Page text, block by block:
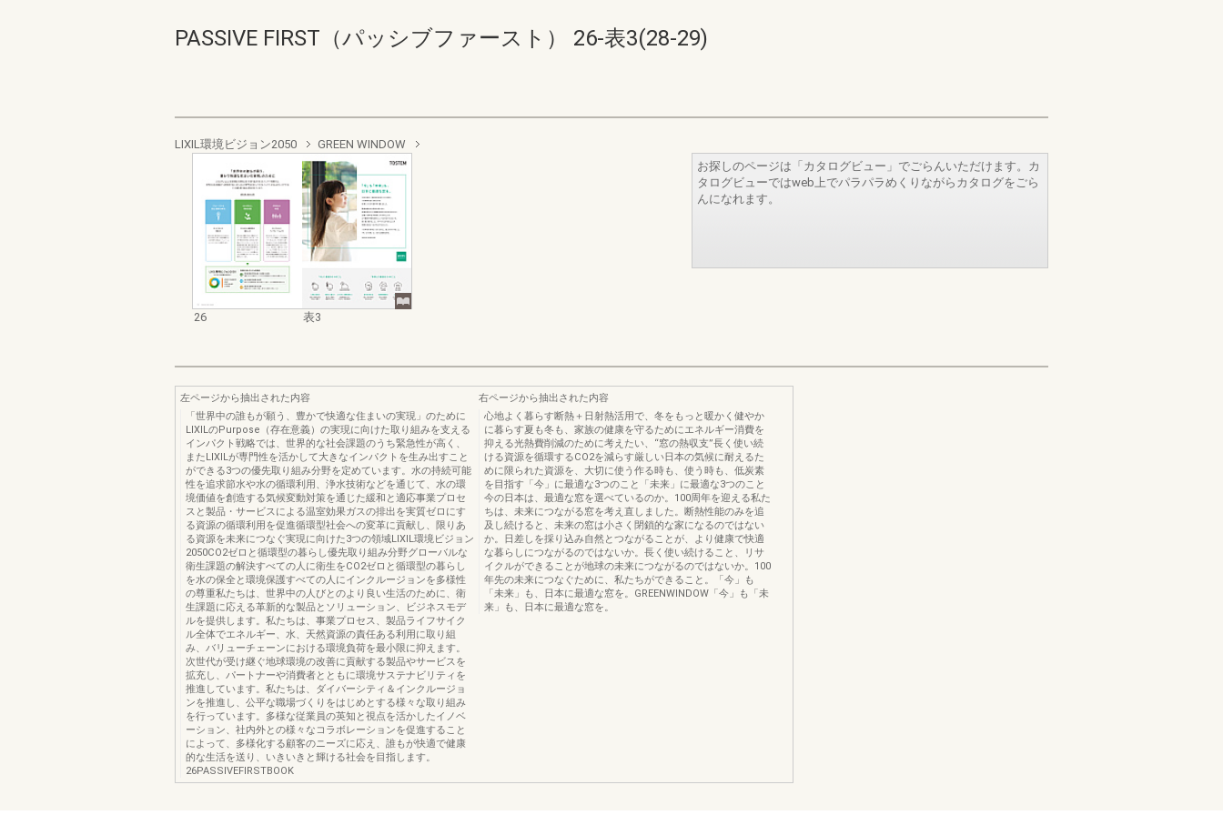
PASSIVE FIRST（パッシブファースト） 26-表3(28-29)
LIXIL環境ビジョン2050 GREEN WINDOW
26 表3
お探しのページは「カタログビュー」でごらんいただけます。カ
タログビューではweb上でパラパラめくりながらカタログをごら
んになれます。
左ページから抽出された内容
「世界中の誰もが願う、豊かで快適な住まいの実現」のために
LIXILのPurpose（存在意義）の実現に向けた取り組みを支える
インパクト戦略では、世界的な社会課題のうち緊急性が高く、
またLIXILが専門性を活かして大きなインパクトを生み出すこと
ができる3つの優先取り組み分野を定めています。水の持続可能
性を追求節水や水の循環利用、浄水技術などを通じて、水の環
境価値を創造する気候変動対策を通じた緩和と適応事業プロセ
スと製品・サービスによる温室効果ガスの排出を実質ゼロにす
る資源の循環利用を促進循環型社会への変革に貢献し、限りあ
る資源を未来につなぐ実現に向けた3つの領域LIXIL環境ビジョン
2050CO2ゼロと循環型の暮らし優先取り組み分野グローバルな
衛生課題の解決すべての人に衛生をCO2ゼロと循環型の暮らし
を水の保全と環境保護すべての人にインクルージョンを多様性
の尊重私たちは、世界中の人びとのより良い生活のために、衛
生課題に応える革新的な製品とソリューション、ビジネスモデ
ルを提供します。私たちは、事業プロセス、製品ライフサイク
ル全体でエネルギー、水、天然資源の責任ある利用に取り組
み、バリューチェーンにおける環境負荷を最小限に抑えます。
次世代が受け継ぐ地球環境の改善に貢献する製品やサービスを
拡充し、パートナーや消費者とともに環境サステナビリティを
推進しています。私たちは、ダイバーシティ＆インクルージョ
ンを推進し、公平な職場づくりをはじめとする様々な取り組み
を行っています。多様な従業員の英知と視点を活かしたイノベ
ーション、社内外との様々なコラボレーションを促進すること
によって、多様化する顧客のニーズに応え、誰もが快適で健康
的な生活を送り、いきいきと輝ける社会を目指します。
26PASSIVEFIRSTBOOK
右ページから抽出された内容
心地よく暮らす断熱＋日射熱活用で、冬をもっと暖かく健やか
に暮らす夏も冬も、家族の健康を守るためにエネルギー消費を
抑える光熱費削減のために考えたい、“窓の熱収支”長く使い続
ける資源を循環するCO2を減らす厳しい日本の気候に耐えるた
めに限られた資源を、大切に使う作る時も、使う時も、低炭素
を目指す「今」に最適な3つのこと「未来」に最適な3つのこと
今の日本は、最適な窓を選べているのか。100周年を迎える私た
ちは、未来につながる窓を考え直しました。断熱性能のみを追
及し続けると、未来の窓は小さく閉鎖的な家になるのではない
か。日差しを採り込み自然とつながることが、より健康で快適
な暮らしにつながるのではないか。長く使い続けること、リサ
イクルができることが地球の未来につながるのではないか。100
年先の未来につなぐために、私たちができること。「今」も
「未来」も、日本に最適な窓を。GREENWINDOW「今」も「未
来」も、日本に最適な窓を。